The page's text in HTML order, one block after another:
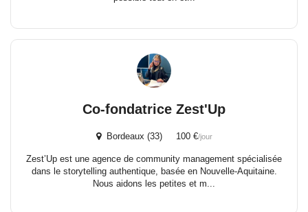
Co-fondatrice Zest'Up
Bordeaux (33) 100 €/jour
Zest’Up est une agence de community management spécialisée
dans le storytelling authentique, basée en Nouvelle-Aquitaine.
Nous aidons les petites et m...